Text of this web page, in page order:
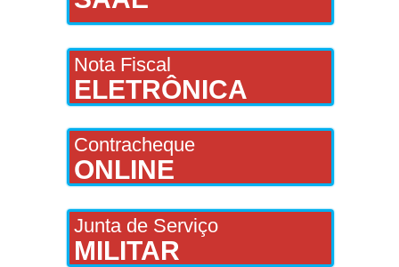
Nota Fiscal
ELETRÔNICA
Contracheque
ONLINE
Junta de Serviço
MILITAR